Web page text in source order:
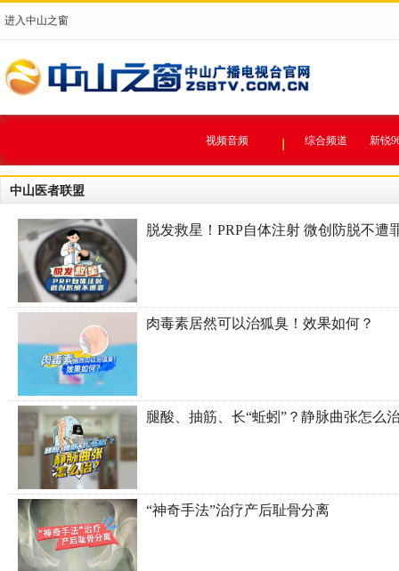
进入中山之窗
视频音频 综合频道 新锐
中山医者联盟
脱发救星！PRP自体注射 微创防脱不遭
肉毒素居然可以治狐臭！效果如何？
腿酸、抽筋、长“蚯蚓”？静脉曲张怎么
“神奇手法”治疗产后耻骨分离